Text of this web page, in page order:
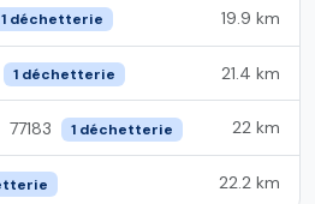
1 déchetterie 19.9 km
1 déchetterie 21.4 km
77183 1 déchetterie 22 km
22.2 km